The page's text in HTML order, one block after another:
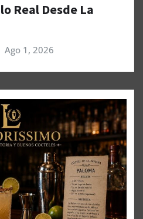
Real Desde La
Ago 1, 2026